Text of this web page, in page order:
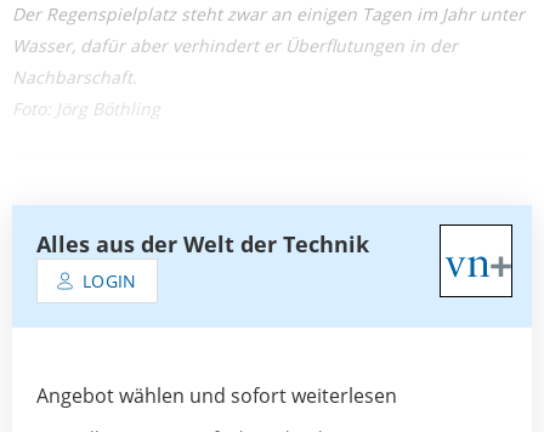
Der Regenspielplatz steht zwar an einigen Tagen im Jahr unter
Wasser, dafür aber verhindert er Überflutungen in der
Nachbarschaft.
Foto: Jörg Böthling
Alles aus der Welt der Technik
LOGIN
Angebot wählen und sofort weiterlesen